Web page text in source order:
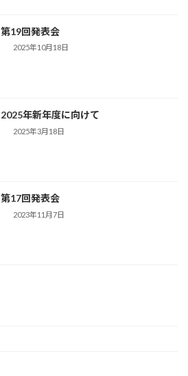
第19回発表会
2025年10月18日
2025年新年度に向けて
2025年3月18日
第17回発表会
2023年11月7日